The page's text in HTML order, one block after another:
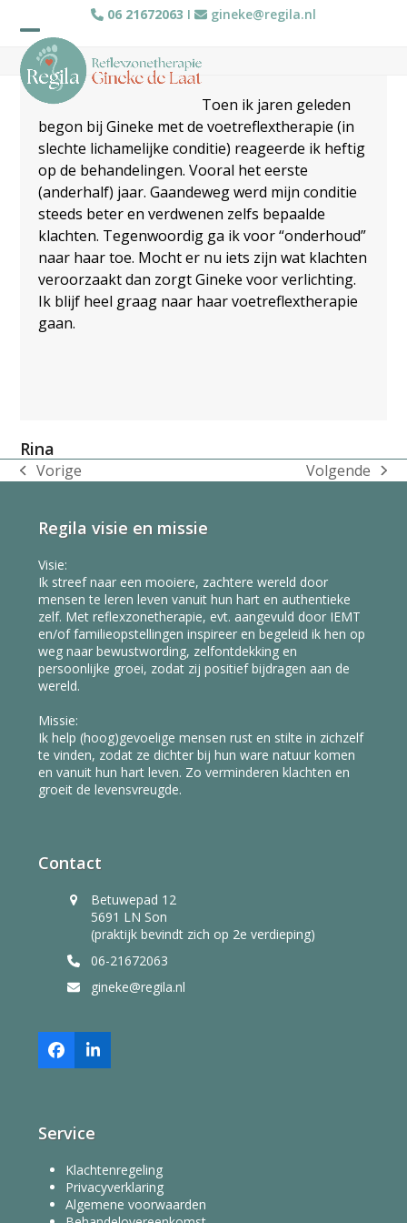
content
06 21672063 I gineke@regila.nl
Open
mobile
menu
Close
mobile
menu
Toen ik jaren geleden
begon bij Gineke met de voetreflextherapie (in
slechte lichamelijke conditie) reageerde ik heftig
op de behandelingen. Vooral het eerste
(anderhalf) jaar. Gaandeweg werd mijn conditie
steeds beter en verdwenen zelfs bepaalde
klachten. Tegenwoordig ga ik voor “onderhoud”
naar haar toe. Mocht er nu iets zijn wat klachten
veroorzaakt dan zorgt Gineke voor verlichting.
Ik blijf heel graag naar haar voetreflextherapie
gaan.
Rina
previous
Vorige
next
Volgende
Regila visie en missie
Visie:
Ik streef naar een mooiere, zachtere wereld door
mensen te leren leven vanuit hun hart en authentieke
zelf. Met reflexzonetherapie, evt. aangevuld door IEMT
en/of familieopstellingen inspireer en begeleid ik hen op
weg naar bewustwording, zelfontdekking en
persoonlijke groei, zodat zij positief bijdragen aan de
wereld.
Missie:
Ik help (hoog)gevoelige mensen rust en stilte in zichzelf
te vinden, zodat ze dichter bij hun ware natuur komen
en vanuit hun hart leven. Zo verminderen klachten en
groeit de levensvreugde.
Contact
Betuwepad 12
5691 LN Son
(praktijk bevindt zich op 2e verdieping)
06-21672063
gineke@regila.nl
FacebookLinkedIn
Service
Klachtenregeling
Privacyverklaring
Algemene voorwaarden